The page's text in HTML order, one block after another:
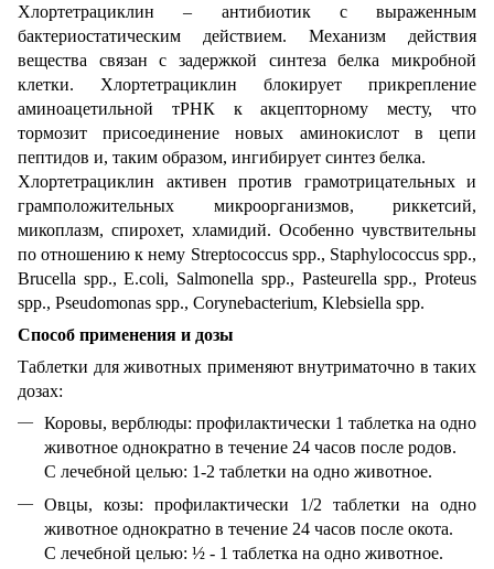
Хлортетрациклин – антибиотик с выраженным
бактериостатическим действием. Механизм действия
вещества связан с задержкой синтеза белка микробной
клетки. Хлортетрациклин блокирует прикрепление
аминоацетильной тРНК к акцепторному месту, что
тормозит присоединение новых аминокислот в цепи
пептидов и, таким образом, ингибирует синтез белка.
Хлортетрациклин активен против грамотрицательных и
грамположительных микроорганизмов, риккетсий,
микоплазм, спирохет, хламидий. Особенно чувствительны
по отношению к нему Streptococcus spp., Staphylococcus spp.,
Brucella spp., E.coli, Salmonella spp., Pasteurella spp., Proteus
spp., Pseudomonas spp., Corynebacterium, Klebsiella spp.
Способ применения и дозы
Таблетки для животных применяют внутриматочно в таких
дозах:
Коровы, верблюды: профилактически 1 таблетка на одно
животное однократно в течение 24 часов после родов.
С лечебной целью: 1-2 таблетки на одно животное.
Овцы, козы: профилактически 1/2 таблетки на одно
животное однократно в течение 24 часов после окота.
С лечебной целью: ½ - 1 таблетка на одно животное.